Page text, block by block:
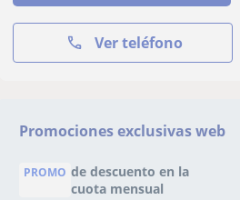
Ver teléfono
Promociones exclusivas web
PROMO de descuento en la
cuota mensual